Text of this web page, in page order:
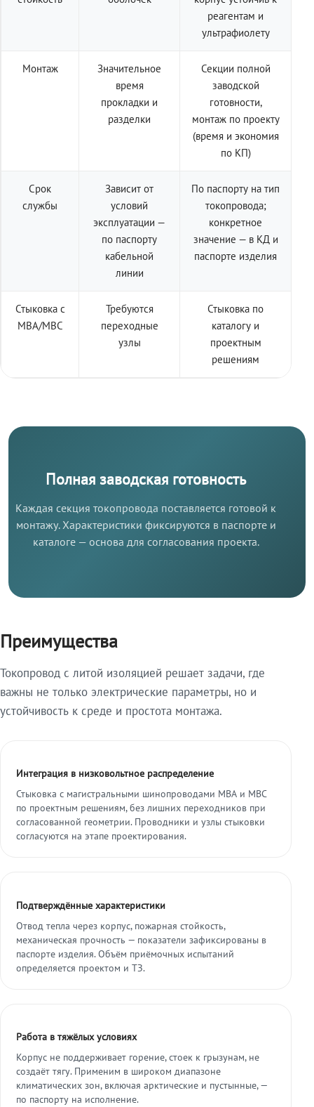
реагентам и
ультрафиолету
Монтаж
Значительное
время
прокладки и
разделки
Секции полной
заводской
готовности,
монтаж по проекту
(время и экономия
по КП)
Срок
службы
Зависит от
условий
эксплуатации —
по паспорту
кабельной
линии
По паспорту на тип
токопровода;
конкретное
значение — в КД и
паспорте изделия
Стыковка с
МВА/МВС
Требуются
переходные
узлы
Стыковка по
каталогу и
проектным
решениям
Полная заводская готовность
Каждая секция токопровода поставляется готовой к
монтажу. Характеристики фиксируются в паспорте и
каталоге — основа для согласования проекта.
Преимущества
Токопровод с литой изоляцией решает задачи, где
важны не только электрические параметры, но и
устойчивость к среде и простота монтажа.
Интеграция в низковольтное распределение
Стыковка с магистральными шинопроводами МВА и МВС
по проектным решениям, без лишних переходников при
согласованной геометрии. Проводники и узлы стыковки
согласуются на этапе проектирования.
Подтверждённые характеристики
Отвод тепла через корпус, пожарная стойкость,
механическая прочность — показатели зафиксированы в
паспорте изделия. Объём приёмочных испытаний
определяется проектом и ТЗ.
Работа в тяжёлых условиях
Корпус не поддерживает горение, стоек к грызунам, не
создаёт тягу. Применим в широком диапазоне
климатических зон, включая арктические и пустынные, —
по паспорту на исполнение.